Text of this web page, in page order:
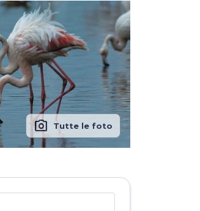
photo_camera Tutte le foto